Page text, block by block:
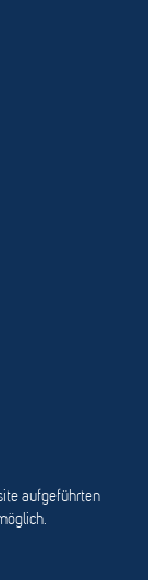
aufgeführten